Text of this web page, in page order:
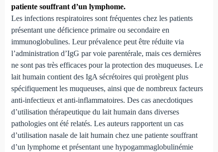
patiente souffrant d’un lymphome.
Les infections respiratoires sont fréquentes chez les patients
présentant une déficience primaire ou secondaire en
immunoglobulines. Leur prévalence peut être réduite via
l’administration d’IgG par voie parentérale, mais ces dernières
ne sont pas très efficaces pour la protection des muqueuses. Le
lait humain contient des IgA sécrétoires qui protègent plus
spécifiquement les muqueuses, ainsi que de nombreux facteurs
anti-infectieux et anti-inflammatoires. Des cas anecdotiques
d’utilisation thérapeutique du lait humain dans diverses
pathologies ont été relatés. Les auteurs rapportent un cas
d’utilisation nasale de lait humain chez une patiente souffrant
d’un lymphome et présentant une hypogammaglobulinémie